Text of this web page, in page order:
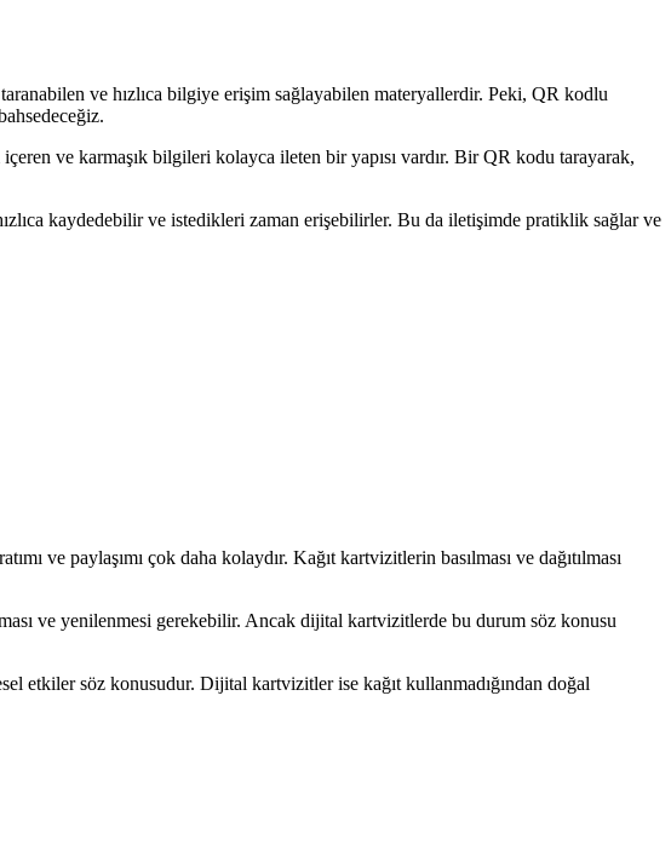
ve hızlıca bilgiye erişim sağlayabilen materyallerdir. Peki, QR kodlu
ve karmaşık bilgileri kolayca ileten bir yapısı vardır. Bir QR kodu tarayarak,
kaydedebilir ve istedikleri zaman erişebilirler. Bu da iletişimde pratiklik sağlar ve
ve paylaşımı çok daha kolaydır. Kağıt kartvizitlerin basılması ve dağıtılması
ve yenilenmesi gerekebilir. Ancak dijital kartvizitlerde bu durum söz konusu
etkiler söz konusudur. Dijital kartvizitler ise kağıt kullanmadığından doğal